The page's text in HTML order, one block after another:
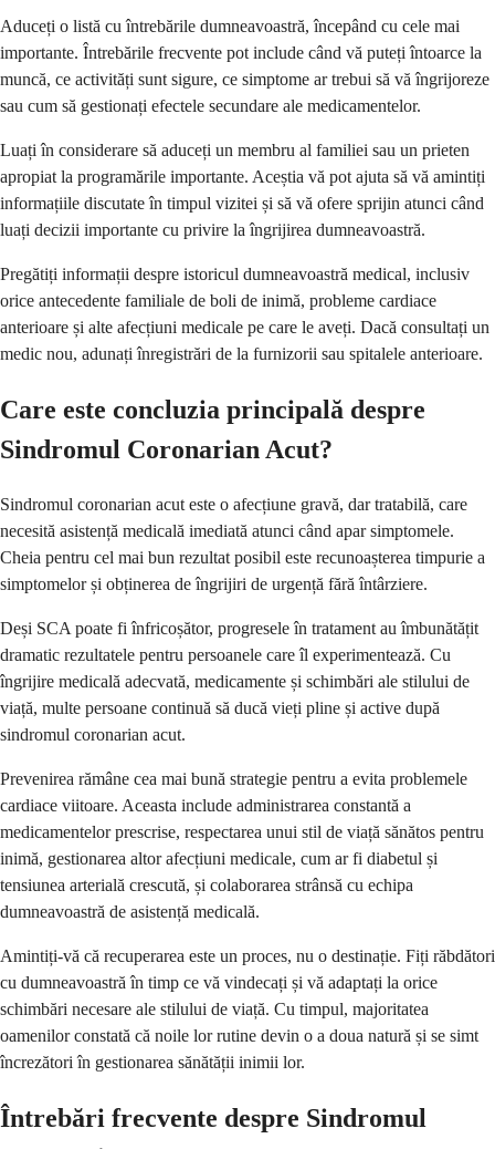
Aduceți o listă cu întrebările dumneavoastră, începând cu cele mai
importante. Întrebările frecvente pot include când vă puteți întoarce la
muncă, ce activități sunt sigure, ce simptome ar trebui să vă îngrijoreze
sau cum să gestionați efectele secundare ale medicamentelor.
Luați în considerare să aduceți un membru al familiei sau un prieten
apropiat la programările importante. Aceștia vă pot ajuta să vă amintiți
informațiile discutate în timpul vizitei și să vă ofere sprijin atunci când
luați decizii importante cu privire la îngrijirea dumneavoastră.
Pregătiți informații despre istoricul dumneavoastră medical, inclusiv
orice antecedente familiale de boli de inimă, probleme cardiace
anterioare și alte afecțiuni medicale pe care le aveți. Dacă consultați un
medic nou, adunați înregistrări de la furnizorii sau spitalele anterioare.
Care este concluzia principală despre
Sindromul Coronarian Acut?
Sindromul coronarian acut este o afecțiune gravă, dar tratabilă, care
necesită asistență medicală imediată atunci când apar simptomele.
Cheia pentru cel mai bun rezultat posibil este recunoașterea timpurie a
simptomelor și obținerea de îngrijiri de urgență fără întârziere.
Deși SCA poate fi înfricoșător, progresele în tratament au îmbunătățit
dramatic rezultatele pentru persoanele care îl experimentează. Cu
îngrijire medicală adecvată, medicamente și schimbări ale stilului de
viață, multe persoane continuă să ducă vieți pline și active după
sindromul coronarian acut.
Prevenirea rămâne cea mai bună strategie pentru a evita problemele
cardiace viitoare. Aceasta include administrarea constantă a
medicamentelor prescrise, respectarea unui stil de viață sănătos pentru
inimă, gestionarea altor afecțiuni medicale, cum ar fi diabetul și
tensiunea arterială crescută, și colaborarea strânsă cu echipa
dumneavoastră de asistență medicală.
Amintiți-vă că recuperarea este un proces, nu o destinație. Fiți răbdători
cu dumneavoastră în timp ce vă vindecați și vă adaptați la orice
schimbări necesare ale stilului de viață. Cu timpul, majoritatea
oamenilor constată că noile lor rutine devin o a doua natură și se simt
încrezători în gestionarea sănătății inimii lor.
Întrebări frecvente despre Sindromul